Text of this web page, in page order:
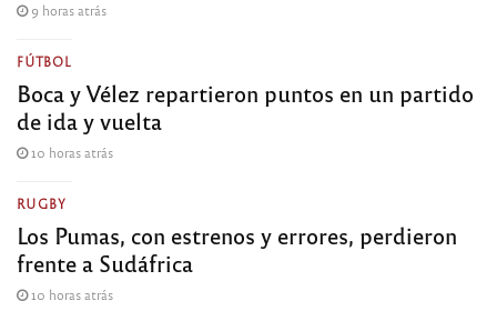
9 horas atrás
FÚTBOL
Boca y Vélez repartieron puntos en un partido
de ida y vuelta
10 horas atrás
RUGBY
Los Pumas, con estrenos y errores, perdieron
frente a Sudáfrica
10 horas atrás